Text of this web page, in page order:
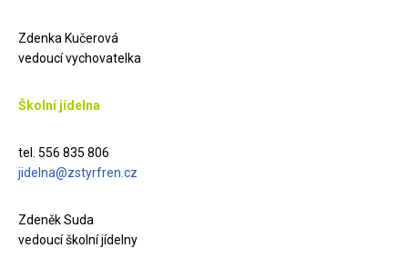
Zdenka Kučerová
vedoucí vychovatelka
Školní jídelna
tel. 556 835 806
jidelna@zstyrfren.cz
Zdeněk Suda
vedoucí školní jídelny